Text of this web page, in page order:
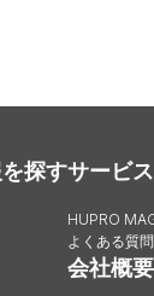
探すサービス
HUPRO
よくある質問
会社概要